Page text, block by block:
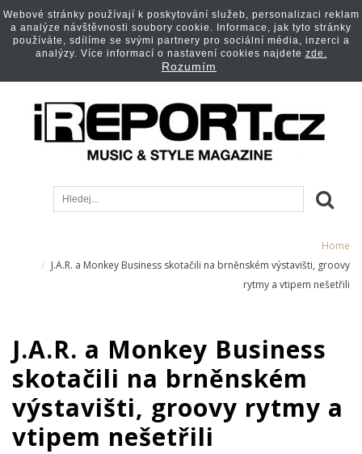
Home
J.A.R. a Monkey Business skotačili na brněnském výstavišti, groovy
rytmy a vtipem nešetřili
J.A.R. a Monkey Business
skotačili na brněnském
výstavišti, groovy rytmy a
vtipem nešetřili
Webové stránky používají k poskytování služeb, personalizaci reklam
a analýze návštěvnosti soubory cookie. Informace, jak tyto stránky
používáte, sdílíme se svými partnery pro sociální média, inzerci a
analýzy. Více informací o nastavení cookies najdete zde.
Rozumím